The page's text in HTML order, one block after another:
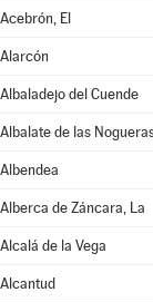
Acebrón, El
Alarcón
Albaladejo del Cuende
Albalate de las
Albendea
Alberca de Záncara, La
Alcalá de la Vega
Alcantud